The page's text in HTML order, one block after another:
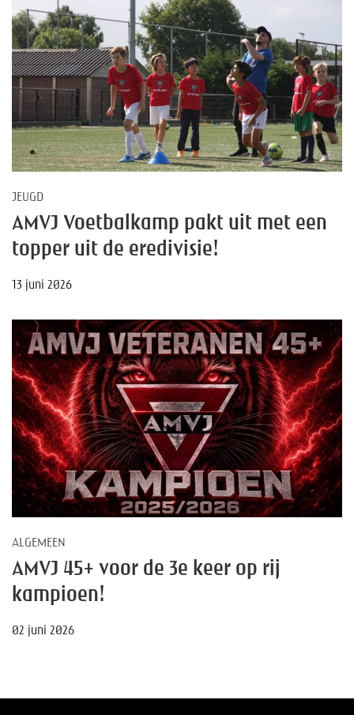
JEUGD
AMVJ Voetbalkamp pakt uit met een
topper uit de eredivisie!
13 juni 2026
ALGEMEEN
AMVJ 45+ voor de 3e keer op rij
kampioen!
02 juni 2026